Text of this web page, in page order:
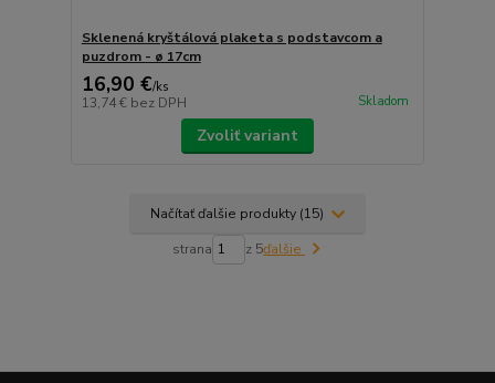
Sklenená kryštálová plaketa s podstavcom a
puzdrom - ø 17cm
16,90 €/ks
13,74 € bez DPH Skladom
Zvoliť variant
Načítať ďalšie produkty (15)
strana z 5ďalšie